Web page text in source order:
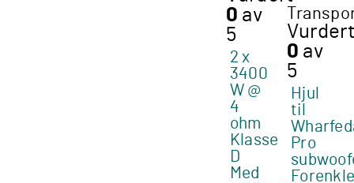
0 av
5
2 x
3400
W @
4
ohm
Klasse
D
Med
Vurdert
0 av
5
Hjul
til
Pro